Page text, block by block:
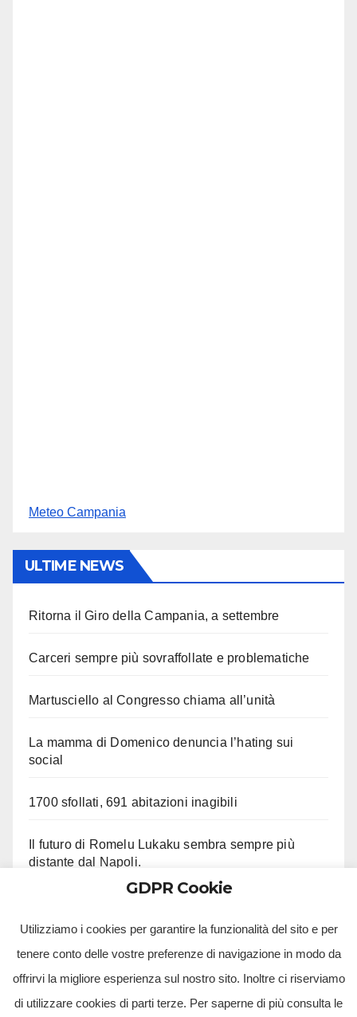
Meteo Campania
ULTIME NEWS
Ritorna il Giro della Campania, a settembre
Carceri sempre più sovraffollate e problematiche
Martusciello al Congresso chiama all’unità
La mamma di Domenico denuncia l’hating sui
social
1700 sfollati, 691 abitazioni inagibili
Il futuro di Romelu Lukaku sembra sempre più
distante dal Napoli.
GDPR Cookie
Utilizziamo i cookies per garantire la funzionalità del sito e per
tenere conto delle vostre preferenze di navigazione in modo da
offrirvi la migliore esperienza sul nostro sito. Inoltre ci riserviamo
di utilizzare cookies di parti terze. Per saperne di più consulta le